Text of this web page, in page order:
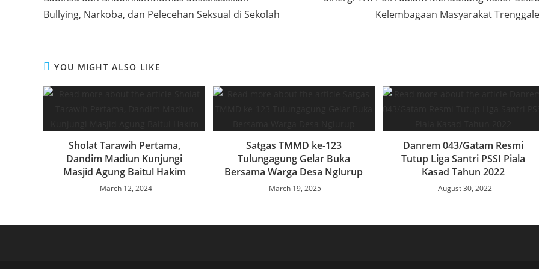
k
r
A
e
n
r
Bullying, Narkoba, dan Pelecehan Seksual di Sekolah
Kelembagaan Masyarakat
YOU MIGHT ALSO LIKE
Sholat Tarawih Pertama,
Dandim Madiun Kunjungi
Masjid Agung Baitul Hakim
March 12, 2024
Satgas TMMD ke-123
Tulungagung Gelar Buka
Bersama Warga Desa Nglurup
March 19, 2025
Danrem 043/Gatam Resmi
Tutup Liga Santri PSSI Piala
Kasad Tahun 2022
August 30, 2022